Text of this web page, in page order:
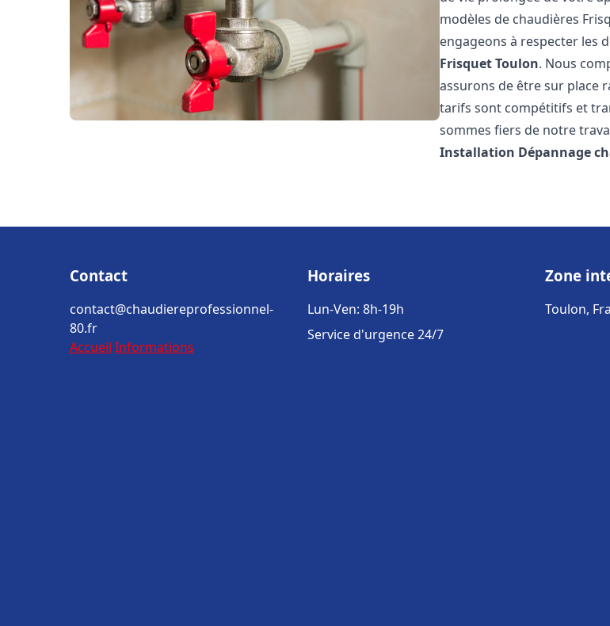
modèles de chaudières
engageons à respecter les
FrisquetToulon. Nous
assurons de être sur place
tarifs sont compétitifs et
sommes fiers de notre
Installation Dépannage
Contact
contact@chaudiereprofessionnel-
80.fr
Accueil Informations
Horaires
Lun-Ven: 8h-19h
Service d'urgence 24/7
Zone
Toulon,